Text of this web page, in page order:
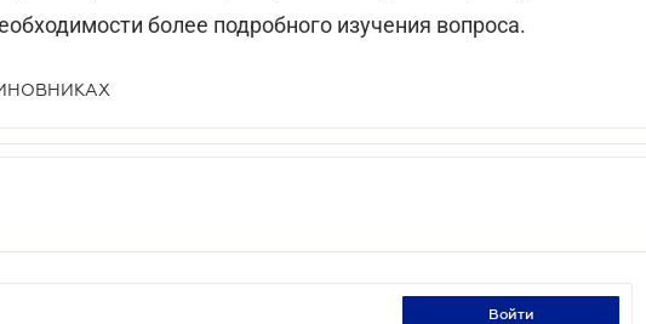
более подробного изучения вопроса.
войти